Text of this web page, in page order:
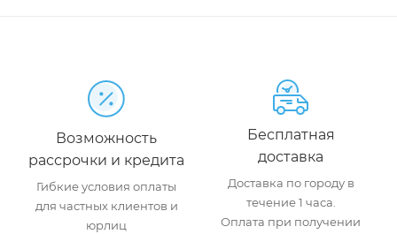
Возможность
рассрочки и кредита
Гибкие условия оплаты
для частных клиентов и
юрлиц
Бесплатная
доставка
Доставка по городу в
течение 1 часа.
Оплата при получении